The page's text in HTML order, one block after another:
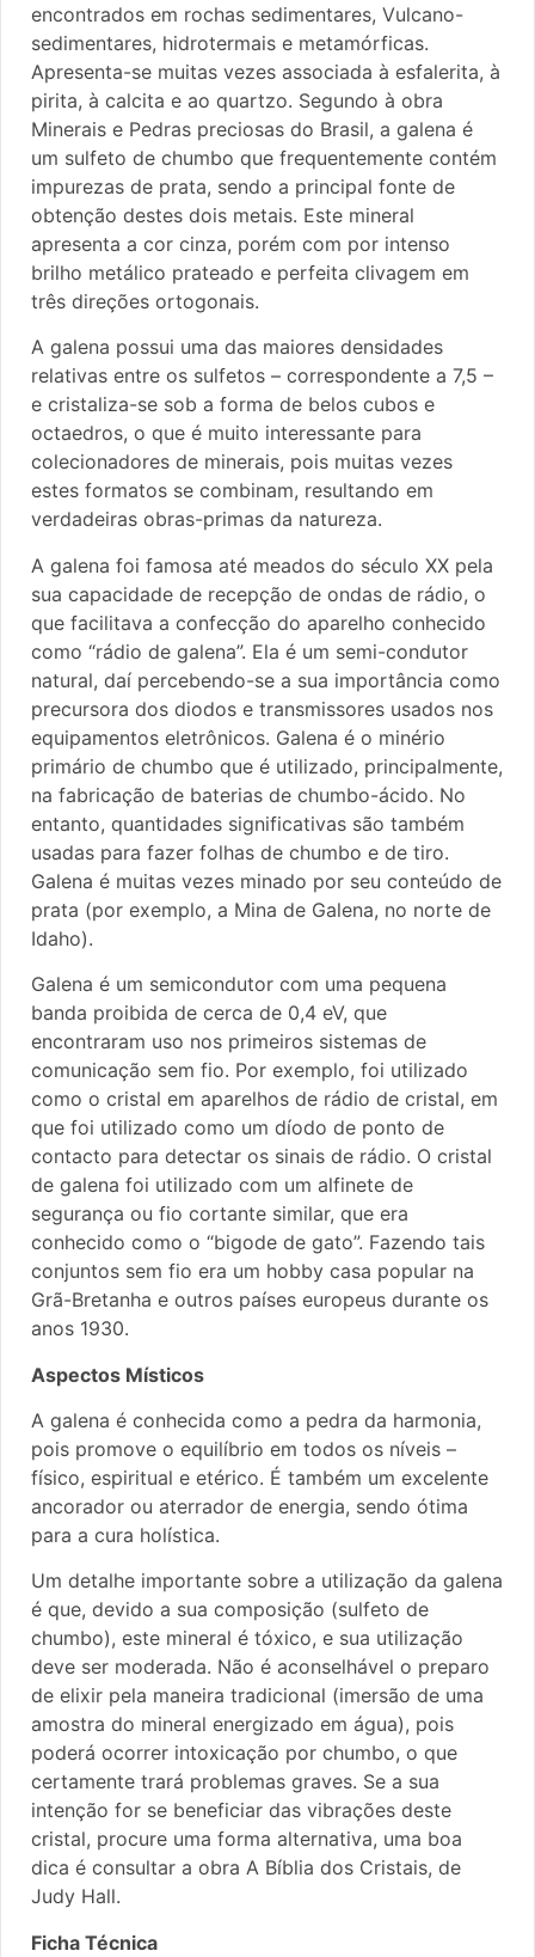
encontrados em rochas sedimentares, Vulcano-
sedimentares, hidrotermais e metamórficas.
Apresenta-se muitas vezes associada à esfalerita, à
pirita, à calcita e ao quartzo. Segundo à obra
Minerais e Pedras preciosas do Brasil, a galena é
um sulfeto de chumbo que frequentemente contém
impurezas de prata, sendo a principal fonte de
obtenção destes dois metais. Este mineral
apresenta a cor cinza, porém com por intenso
brilho metálico prateado e perfeita clivagem em
três direções ortogonais.
A galena possui uma das maiores densidades
relativas entre os sulfetos – correspondente a 7,5 –
e cristaliza-se sob a forma de belos cubos e
octaedros, o que é muito interessante para
colecionadores de minerais, pois muitas vezes
estes formatos se combinam, resultando em
verdadeiras obras-primas da natureza.
A galena foi famosa até meados do século XX pela
sua capacidade de recepção de ondas de rádio, o
que facilitava a confecção do aparelho conhecido
como “rádio de galena”. Ela é um semi-condutor
natural, daí percebendo-se a sua importância como
precursora dos diodos e transmissores usados nos
equipamentos eletrônicos. Galena é o minério
primário de chumbo que é utilizado, principalmente,
na fabricação de baterias de chumbo-ácido. No
entanto, quantidades significativas são também
usadas para fazer folhas de chumbo e de tiro.
Galena é muitas vezes minado por seu conteúdo de
prata (por exemplo, a Mina de Galena, no norte de
Idaho).
Galena é um semicondutor com uma pequena
banda proibida de cerca de 0,4 eV, que
encontraram uso nos primeiros sistemas de
comunicação sem fio. Por exemplo, foi utilizado
como o cristal em aparelhos de rádio de cristal, em
que foi utilizado como um díodo de ponto de
contacto para detectar os sinais de rádio. O cristal
de galena foi utilizado com um alfinete de
segurança ou fio cortante similar, que era
conhecido como o “bigode de gato”. Fazendo tais
conjuntos sem fio era um hobby casa popular na
Grã-Bretanha e outros países europeus durante os
anos 1930.
Aspectos Místicos
A galena é conhecida como a pedra da harmonia,
pois promove o equilíbrio em todos os níveis –
físico, espiritual e etérico. É também um excelente
ancorador ou aterrador de energia, sendo ótima
para a cura holística.
Um detalhe importante sobre a utilização da galena
é que, devido a sua composição (sulfeto de
chumbo), este mineral é tóxico, e sua utilização
deve ser moderada. Não é aconselhável o preparo
de elixir pela maneira tradicional (imersão de uma
amostra do mineral energizado em água), pois
poderá ocorrer intoxicação por chumbo, o que
certamente trará problemas graves. Se a sua
intenção for se beneficiar das vibrações deste
cristal, procure uma forma alternativa, uma boa
dica é consultar a obra A Bíblia dos Cristais, de
Judy Hall.
Ficha Técnica